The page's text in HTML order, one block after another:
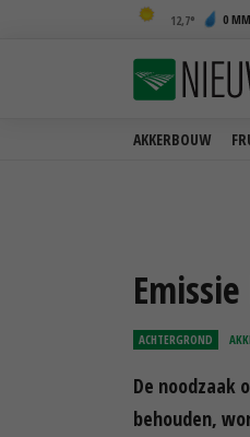
12,7 0 MM
AKKERBOUW
ACHTERGROND
De noodzaak
behouden,